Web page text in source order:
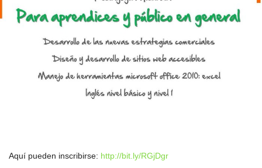
Aquí pueden inscribirse: http://bit.ly/RGjDgr